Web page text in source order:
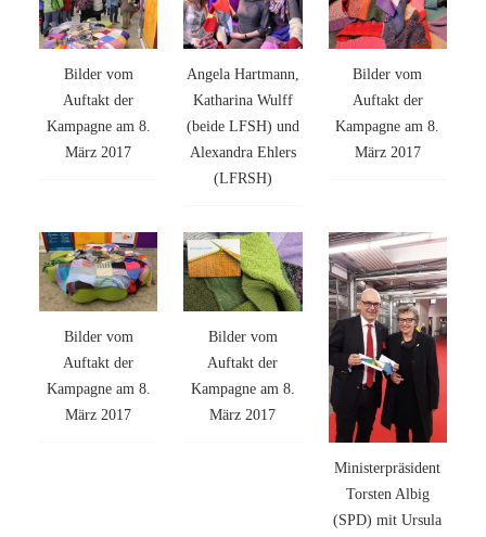
Bilder vom
Auftakt der
Kampagne am 8.
März 2017
Angela Hartmann,
Katharina Wulff
(beide LFSH) und
Alexandra Ehlers
(LFRSH)
Bilder vom
Auftakt der
Kampagne am 8.
März 2017
Bilder vom
Auftakt der
Kampagne am 8.
März 2017
Bilder vom
Auftakt der
Kampagne am 8.
März 2017
Ministerpräsident
Torsten Albig
(SPD) mit Ursula